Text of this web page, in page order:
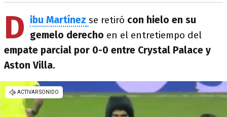
D ibu Martínez se retiró con hielo en su
gemelo derecho en el entretiempo del
empate parcial por 0-0 entre Crystal Palace y
Aston Villa.